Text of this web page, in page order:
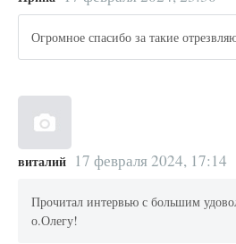
Огромное спасибо за такие
виталий 17 февраля 2024, 17:14
Прочитал интервью с большим
о.Олегу!